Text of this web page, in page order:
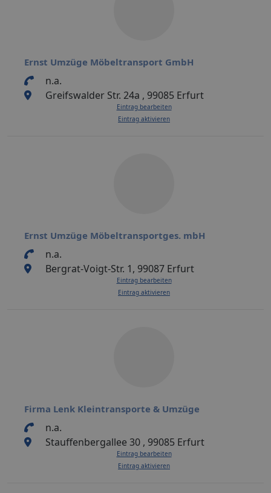
Ernst Umzüge Möbeltransport GmbH
n.a.
Greifswalder Str. 24a , 99085 Erfurt
Eintrag bearbeiten
Eintrag aktivieren
Ernst Umzüge Möbeltransportges. mbH
n.a.
Bergrat-Voigt-Str. 1, 99087 Erfurt
Eintrag bearbeiten
Eintrag aktivieren
Firma Lenk Kleintransporte & Umzüge
n.a.
Stauffenbergallee 30 , 99085 Erfurt
Eintrag bearbeiten
Eintrag aktivieren